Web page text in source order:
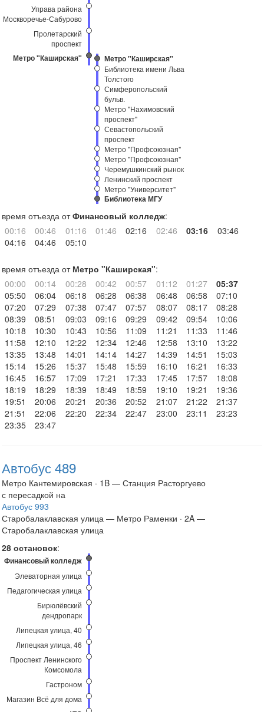
Управа района
Москворечье-Сабурово
Пролетарский
проспект
Метро "Каширская" Метро "Каширская"
Библиотека имени Льва
Толстого
Симферопольский
бульв.
Метро "Нахимовский
проспект"
Севастопольский
проспект
Метро "Профсоюзная"
Метро "Профсоюзная"
Черемушкинский рынок
Ленинский проспект
Метро "Университет"
Библиотека МГУ
время отъезда отФинансовый колледж:
00:16
00:46 01:16 01:46 02:16 02:46 03:16
03:46
04:16
04:46 05:10
время отъезда от Метро "Каширская":
00:00
00:14 00:28 00:42 00:57 01:12 01:27
05:37
05:50
06:04 06:18 06:28 06:38 06:48 06:58
07:10
07:20
07:29 07:38 07:47 07:57 08:07 08:17
08:28
08:39
08:51 09:03 09:16 09:29 09:42 09:54
10:06
10:18
10:30 10:43 10:56 11:09 11:21 11:33
11:46
11:58
12:10 12:22 12:34 12:46 12:58 13:10
13:22
13:35
13:48 14:01 14:14 14:27 14:39 14:51
15:03
15:14
15:26 15:37 15:48 15:59 16:10 16:21
16:33
16:45
16:57 17:09 17:21 17:33 17:45 17:57
18:08
18:19
18:29 18:39 18:49 18:59 19:10 19:21
19:36
19:51
20:06 20:21 20:36 20:52 21:07 21:22
21:37
21:51
22:06 22:20 22:34 22:47 23:00 23:11
23:23
23:35
23:47
Автобус 489
Метро Кантемировская · 1B — Станция Расторгуево
с пересадкой на
Автобус 993
Старобалаклавская улица — Метро Раменки · 2A —
Старобалаклавская улица
28 остановок:
Финансовый колледж
Элеваторная улица
Педагогическая улица
Бирюлёвский
дендропарк
Липецкая улица, 40
Липецкая улица, 46
Проспект Ленинского
Комсомола
Гастроном
Магазин Всё для дома